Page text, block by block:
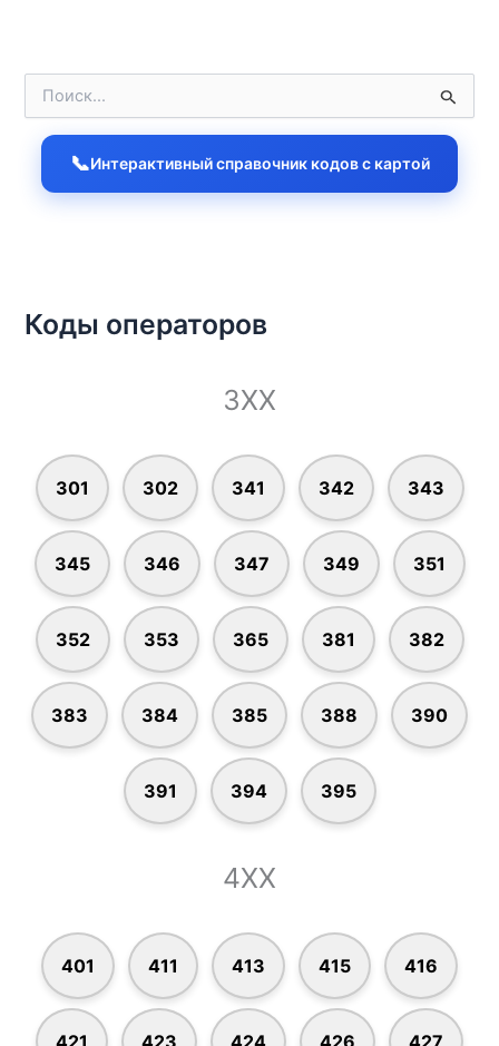
📞Интерактивный справочник кодов с картой
Коды операторов
3XX
301 302 341 342 343
345 346 347 349 351
352 353 365 381 382
383 384 385 388 390
391 394 395
4XX
401 411 413 415 416
421 423 424 426 427